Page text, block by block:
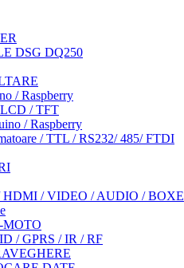
DSG DQ250
/ Raspberry
/ TFT
/ Raspberry
/ TTL / RS232/ 485/ FTDI
/ VIDEO / AUDIO / BOXE
MOTO
/ GPRS / IR / RF